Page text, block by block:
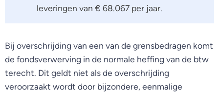
leveringen van € 68.067 per jaar.
Bij overschrijding van een van de grensbedragen komt
de fondsverwerving in de normale heffing van de btw
terecht. Dit geldt niet als de overschrijding
veroorzaakt wordt door bijzondere, eenmalige